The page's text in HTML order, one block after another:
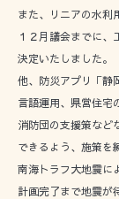
また、リニアの水利
１２月議会までに、
決定いたしました。
他、防災アプリ「静
言語運用、県営住宅
消防団の支援策など
できるよう、施策を
南海トラフ大地震に
計画完了まで地震が